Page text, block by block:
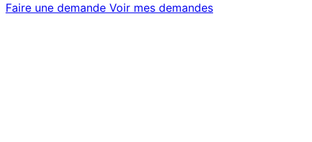
Faire une demande Voir mes demandes